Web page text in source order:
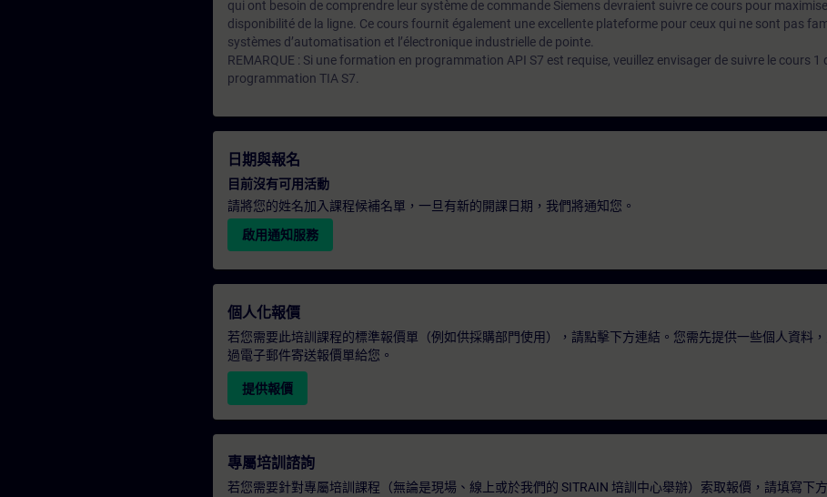
qui ont besoin de comprendre leur système de commande Siemens devraient suivre ce cours pour
disponibilité de la ligne. Ce cours fournit également une excellente plateforme pour ceux qui ne sont pas
systèmes d’automatisation et l’électronique industrielle de pointe.
REMARQUE : Si une formation en programmation API S7 est requise, veuillez envisager de suivre le cours 1
programmation TIA S7.
日期與報名
目前沒有可用活動
請將您的姓名加入課程候補名單，一旦有新的開課日期，我們將通知您。
啟用通知服務
個人化報價
若您需要此培訓課程的標準報價單（例如供採購部門使用），請點擊下方連結。您需先提供一些個人資料
過電子郵件寄送報價單給您。
提供報價
專屬培訓諮詢
若您需要針對專屬培訓課程（無論是現場、線上或於我們的 SITRAIN 培訓中心舉辦）索取報價，請填寫下